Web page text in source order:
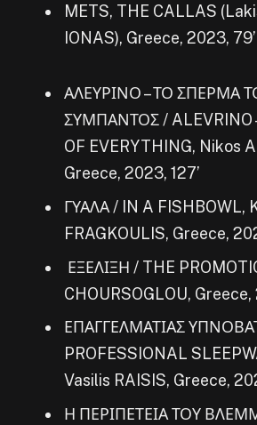
METS, THE CALLAS
IONAS), Greece, 2023, 79’
ΑΛΕΥΡΙΝΟ – ΤΟ ΣΠΕΡΜΑ
ΣΥΜΠΑΝΤΟΣ / ALEVRINO
OF EVERYTHING, Nikos
Greece, 2023, 127’
ΓΥΑΛΑ / IN A FISHBOWL,
FRAGKOULIS, Greece,
ΕΞΕΛΙΞΗ / THE
CHOURSOGLOU, Greece,
ΕΠΑΓΓΕΛΜΑΤΙΑΣ
PROFESSIONAL
Vasilis RAISIS, Greece,
Η ΠΕΡΙΠΕΤΕΙΑ ΤΟΥ